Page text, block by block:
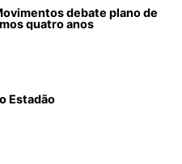
debate plano de
quatro anos
Estadão